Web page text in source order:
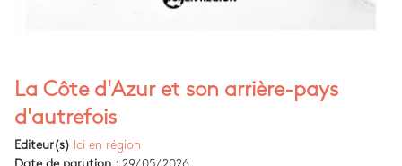
La Côte d'Azur et son arrière-pays
d'autrefois
Editeur(s)
Ici en région